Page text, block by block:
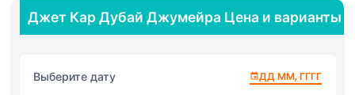
плавного круиза или приключения, наполненного
адреналином с большей скоростью и брызгами. Скользя по
знаковых достопримечательностей Дубая. От всемирно
известного Бурдж Аль-Араб до захватывающего Атлантиса
Джет Кар Дубай Джумейра Цена и варианты
Выберите дату ДД ММ, ГГГГ